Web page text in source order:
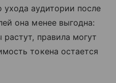
ухода аудитории после
она менее выгодна:
правила могут
токена остается